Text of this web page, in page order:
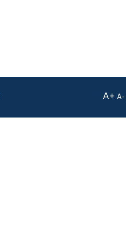
A+ A-